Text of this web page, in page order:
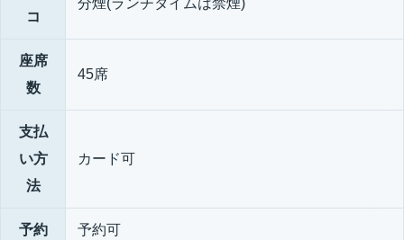
コ
分煙(ランチタイムは禁煙)
座席
数
45席
支払
い方
法
カード可
予約 予約可